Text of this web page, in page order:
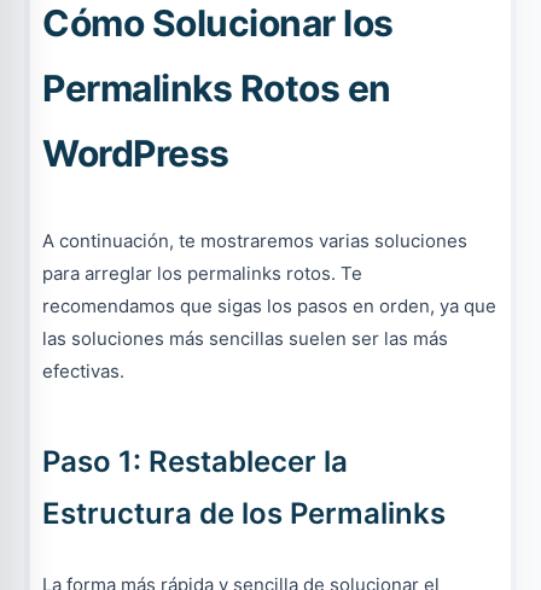
Cómo Solucionar los
Permalinks Rotos en
WordPress
A continuación, te mostraremos varias soluciones
para arreglar los permalinks rotos. Te
recomendamos que sigas los pasos en orden, ya que
las soluciones más sencillas suelen ser las más
efectivas.
Paso 1: Restablecer la
Estructura de los Permalinks
La forma más rápida y sencilla de solucionar el